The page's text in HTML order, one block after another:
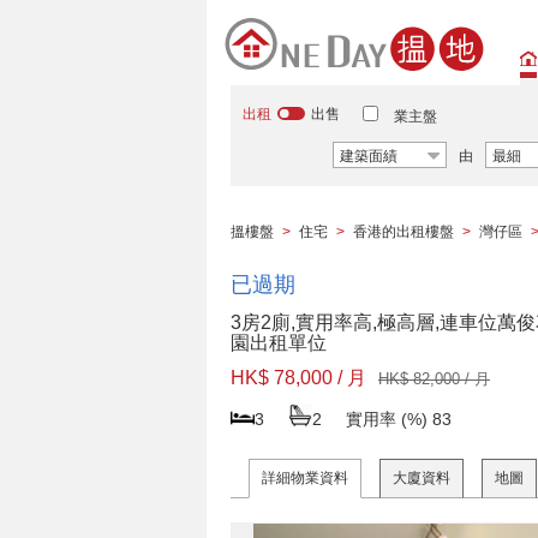
出租 出售 業主盤
建築面績 由 最細
搵樓盤 > 住宅 > 香港的出租樓盤 > 灣仔區 >
已過期
3房2廁,實用率高,極高層,連車位萬
園出租單位
HK$ 78,000 / 月
HK$ 82,000 / 月
3 2 實用率 (%) 83
詳細物業資料 大廈資料 地圖